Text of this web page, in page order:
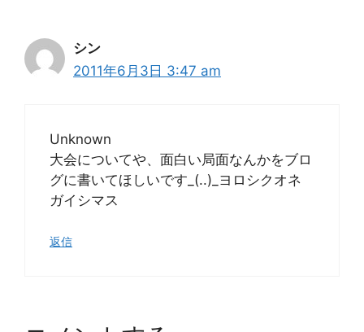
シン
2011年6月3日 3:47 am
Unknown
大会についてや、面白い局面なんかをブロ
グに書いてほしいです_(..)_ヨロシクオネ
ガイシマス
返信